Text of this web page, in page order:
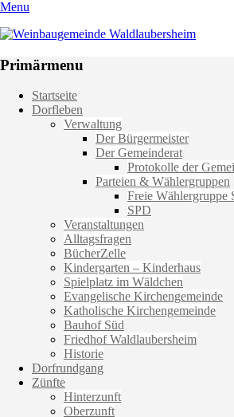
Menu
Weinbaugemeinde Waldlaubersheim
Primärmenu
Weiter
zum
Startseite
Dorfleben
Verwaltung
Der Bürgermeister
Der Gemeinderat
Protokolle der
Parteien & Wählergruppen
Freie Wählergruppe
SPD
Veranstaltungen
Alltagsfragen
BücherZelle
Kindergarten – Kinderhaus
Spielplatz im Wäldchen
Evangelische Kirchengemeinde
Katholische Kirchengemeinde
Bauhof Süd
Friedhof Waldlaubersheim
Historie
Dorfrundgang
Zünfte
Hinterzunft
Oberzunft